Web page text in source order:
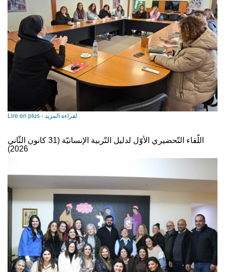
Lire en plus - لقراءة المزيد
اللّقاء التّحضيري الأوّل لدليل التّربية الإنسانيّة (31 كانون الثّاني
2026)